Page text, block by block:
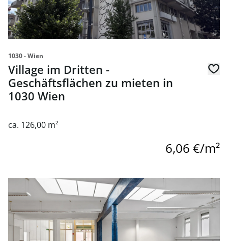
1030 - Wien
Village im Dritten -
Geschäftsflächen zu mieten in
1030 Wien
ca. 126,00 m²
6,06 €/m²
Link zur Seite Geschäftsfläche mit bester Infrastruktur -